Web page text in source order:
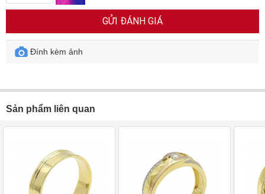
GỬI ĐÁNH GIÁ
Đính kèm ảnh
Sản phẩm liên quan